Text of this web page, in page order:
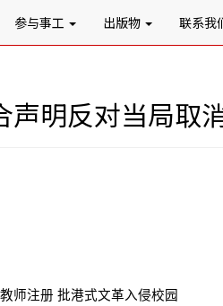
参与事工 出版物 联系我
声明反对当局取
师注册 批港式文革入侵校园